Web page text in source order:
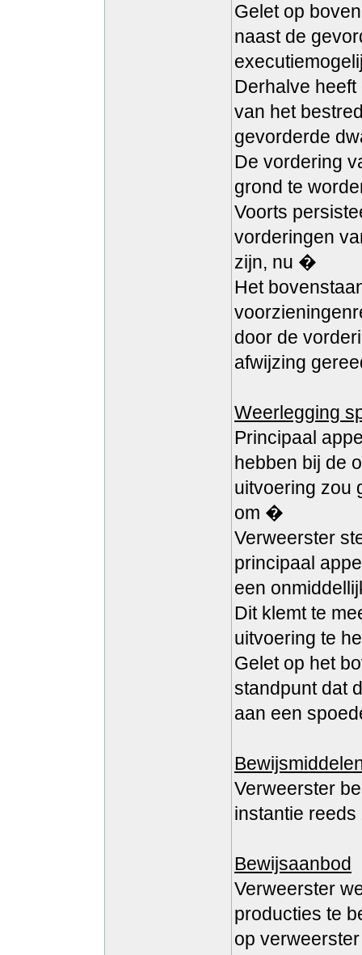
Gelet op
naast de
Derhalve
van het
gevorderde
De vordering
grond te
Voorts
vorderingen
zijn, nu �
Het
door de
afwijzing
Weerlegging
Principaal
hebben bij de
uitvoering zou
om �
Verweerster
principaal
een
Dit klemt te
uitvoering te
Gelet op het
standpunt dat
aan een
Verweerster
instantie
Bewijsaanbod
Verweerster
producties te
op